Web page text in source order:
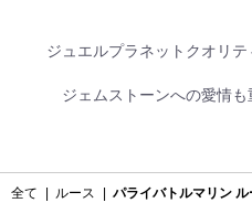
ジュエルプラネットクオリテ
ジェムストーンへの愛情も
全て ルース パライバトルマリン ル